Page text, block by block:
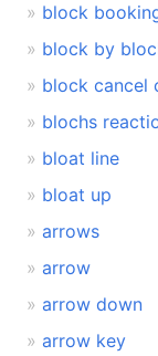
block
block by
block cancel
blochs
bloat line
bloat up
arrows
arrow
arrow down
arrow key